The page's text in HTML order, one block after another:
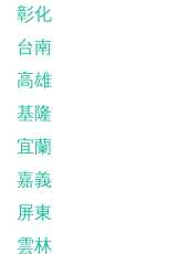
彰化
台南
高雄
基隆
宜蘭
嘉義
屏東
雲林